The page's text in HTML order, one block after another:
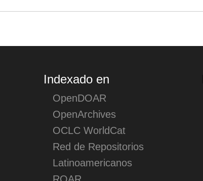
Indexado en
OpenDOAR
OpenArchives
OCLC WorldCat
Red de Repositorios
Latinoamericanos
ROAR